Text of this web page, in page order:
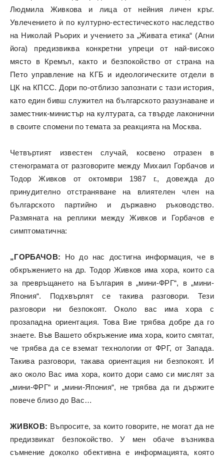
Людмила Живкова и лица от нейния личен кръг.
Увлечението ѝ по културно-естестическото наследство
на Николай Рьорих и учението за „Живата етика“ (Агни
йога) предизвиква конкретни упреци от най-високо
място в Кремъл, както и безпокойство от страна на
Пето управление на КГБ и идеологическите отдели в
ЦК на КПСС. Дори по-отблизо запознати с тази история,
като един бивш служител на българското разузнаване и
заместник-министър на културата, са твърде лаконични
в своите спомени по темата за реакцията на Москва.
Четвъртият известен случай, косвено отразен в
стенограмата от разговорите между Михаил Горбачов и
Тодор Живков от октомври 1987 г., довежда до
принудително отстраняване на влиятелен член на
българското партийно и държавно ръководство.
Размяната на реплики между Живков и Горбачов е
симптоматична:
„ГОРБАЧОВ: Но до нас достигна информация, че в
обкръжението на др. Тодор Живков има хора, които са
за превръщането на България в „мини-ФРГ“, в „мини-
Япония“. Подхвърлят се такива разговори. Тези
разговори ни безпокоят. Около вас има хора с
прозападна ориентация. Това Вие трябва добре да го
знаете. Във Вашето обкръжение има хора, които смятат,
че трябва да се вземат технологии от ФРГ, от Запада.
Такива разговори, такава ориентация ни безпокоят. И
ако около Вас има хора, които дори само си мислят за
„мини-ФРГ“ и „мини-Япония“, не трябва да ги държите
повече близо до Вас…
ЖИВКОВ: Въпросите, за които говорите, не могат да не
предизвикат безпокойство. У мен обаче възниква
съмнение доколко обективна е информацията, която